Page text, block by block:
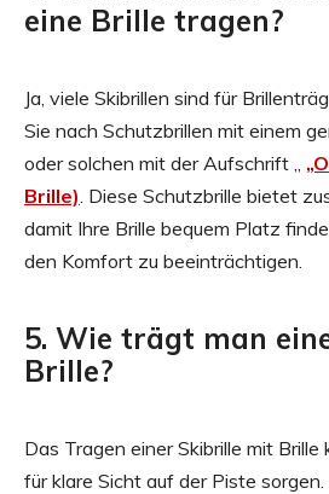
eine Brille tragen?
Ja, viele Skibrillen sind für
Sie nach Schutzbrillen mit einem
oder solchen mit der Aufschrift „
Brille). Diese Schutzbrille bietet
damit Ihre Brille bequem Platz
den Komfort zu beeinträchtigen.
5. Wie trägt man
Brille?
Das Tragen einer Skibrille mit Brille
für klare Sicht auf der Piste